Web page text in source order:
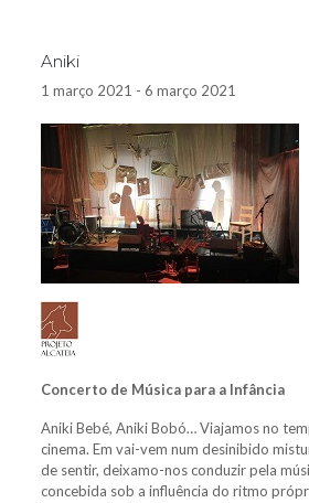
Aniki
1 março 2021 - 6 março 2021
Concerto de Música para a Infância
Aniki Bebé, Aniki Bobó… Viajamos no
cinema. Em vai-vem num desinibido
de sentir, deixamo-nos conduzir pela
concebida sob a influência do ritmo